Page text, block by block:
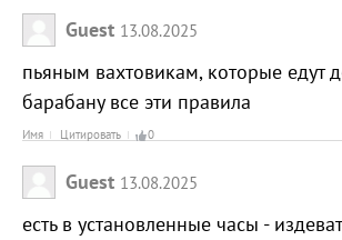
Guest 13.08.2025
пьяным вахтовикам, которые едут
барабану все эти правила
Имя Цитировать 0
Guest 13.08.2025
есть в установленные часы -